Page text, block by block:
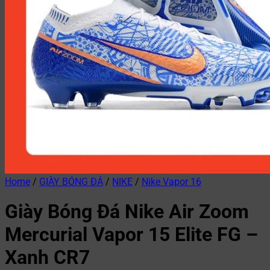
Home / GIÀY BÓNG ĐÁ / NIKE / Nike Vapor 16
Giày Bóng Đá Nike Air Zoom
Mercurial Vapor 15 Elite FG –
Xanh CR7